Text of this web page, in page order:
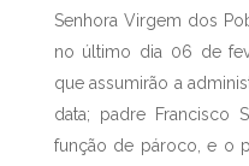
Senhora Virgem dos
no último dia 06 de
que assumirão a
data; padre Francisco
função de pároco, e o